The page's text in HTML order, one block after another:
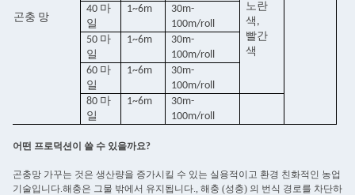
곤충 망
노란
색,
빨간
색
40 마
일
1~6m
30m-
100m/roll
50 마
일
1~6m
30m-
100m/roll
60 마
일
1~6m
30m-
100m/roll
80 마
일
1~6m
30m-
100m/roll
어떤 프로덕션이 쓸 수 있을까요?
곤충망 가꾸는 것은 생산량을 증가시킬 수 있는 실용적이고 환경 친화적인 농업
기술입니다.해충은 그물 밖에서 유지됩니다., 해충 (성충) 의 번식 경로를 차단하